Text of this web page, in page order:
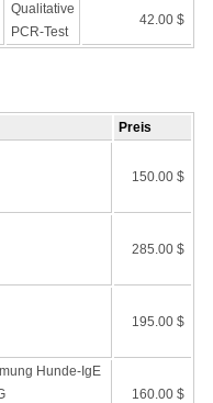
Qualitative
PCR-Test
42.00 $
Preis
150.00 $
285.00 $
195.00 $
Hunde-IgE
160.00 $